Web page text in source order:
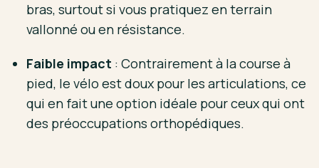
bras, surtout si vous pratiquez en terrain
vallonné ou en résistance.
Faible impact : Contrairement à la course à
pied, le vélo est doux pour les articulations, ce
qui en fait une option idéale pour ceux qui ont
des préoccupations orthopédiques.